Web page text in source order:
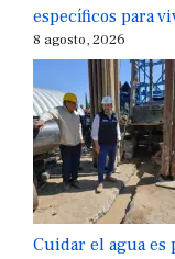
específicos para
8 agosto, 2026
Cuidar el agua es